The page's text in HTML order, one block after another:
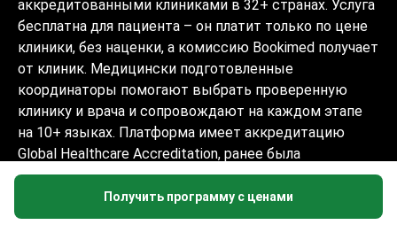
Получить программу с ценами
аккредитованными клиниками в 32+ странах. Услуга
бесплатна для пациента – он платит только по цене
клиники, без наценки, а комиссию Bookimed получает
от клиник. Медицински подготовленные
координаторы помогают выбрать проверенную
клинику и врача и сопровождают на каждом этапе
на 10+ языках. Платформа имеет аккредитацию
Global Healthcare Accreditation, ранее была
сертифицирована Temos (2024–2025). Рейтинг 4.6 на
Trustpilot и 4.4 на Google Reviews.
Информация на сайте не может быть